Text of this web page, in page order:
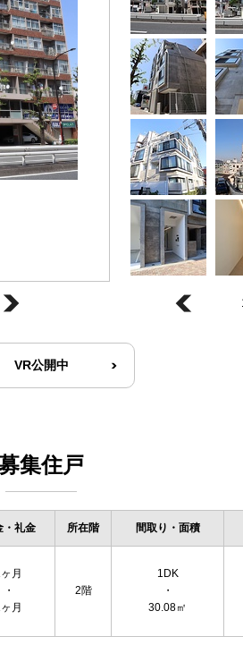
VR公開中
集住戸
・礼金 所在階 間取り・面積
月
・
月
2階
1DK
・
30.08㎡